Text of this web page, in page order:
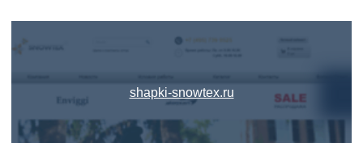
shapki-snowtex.ru